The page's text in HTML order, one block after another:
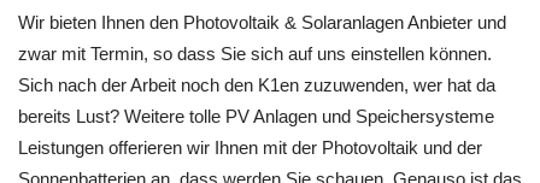
Sonnenbatterien
Wir bieten Ihnen den Photovoltaik & Solaranlagen Anbieter und
zwar mit Termin, so dass Sie sich auf uns einstellen können.
Sich nach der Arbeit noch den K1en zuzuwenden, wer hat da
bereits Lust? Weitere tolle PV Anlagen und Speichersysteme